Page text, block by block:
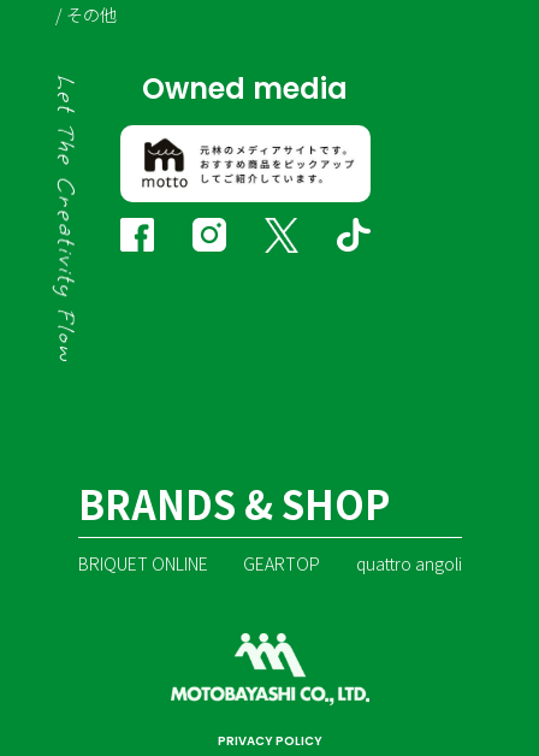
その他
Owned media
BRANDS & SHOP
BRIQUET ONLINE GEARTOP quattro angoli
PRIVACY POLICY